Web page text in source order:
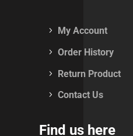
My Account
Order History
Return Product
Contact Us
Find us here